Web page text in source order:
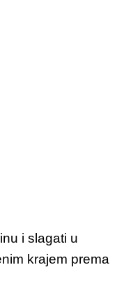
i slagati u
krajem prema